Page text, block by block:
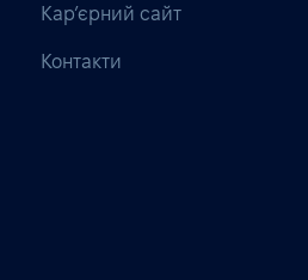
Кар’єрний сайт
Контакти